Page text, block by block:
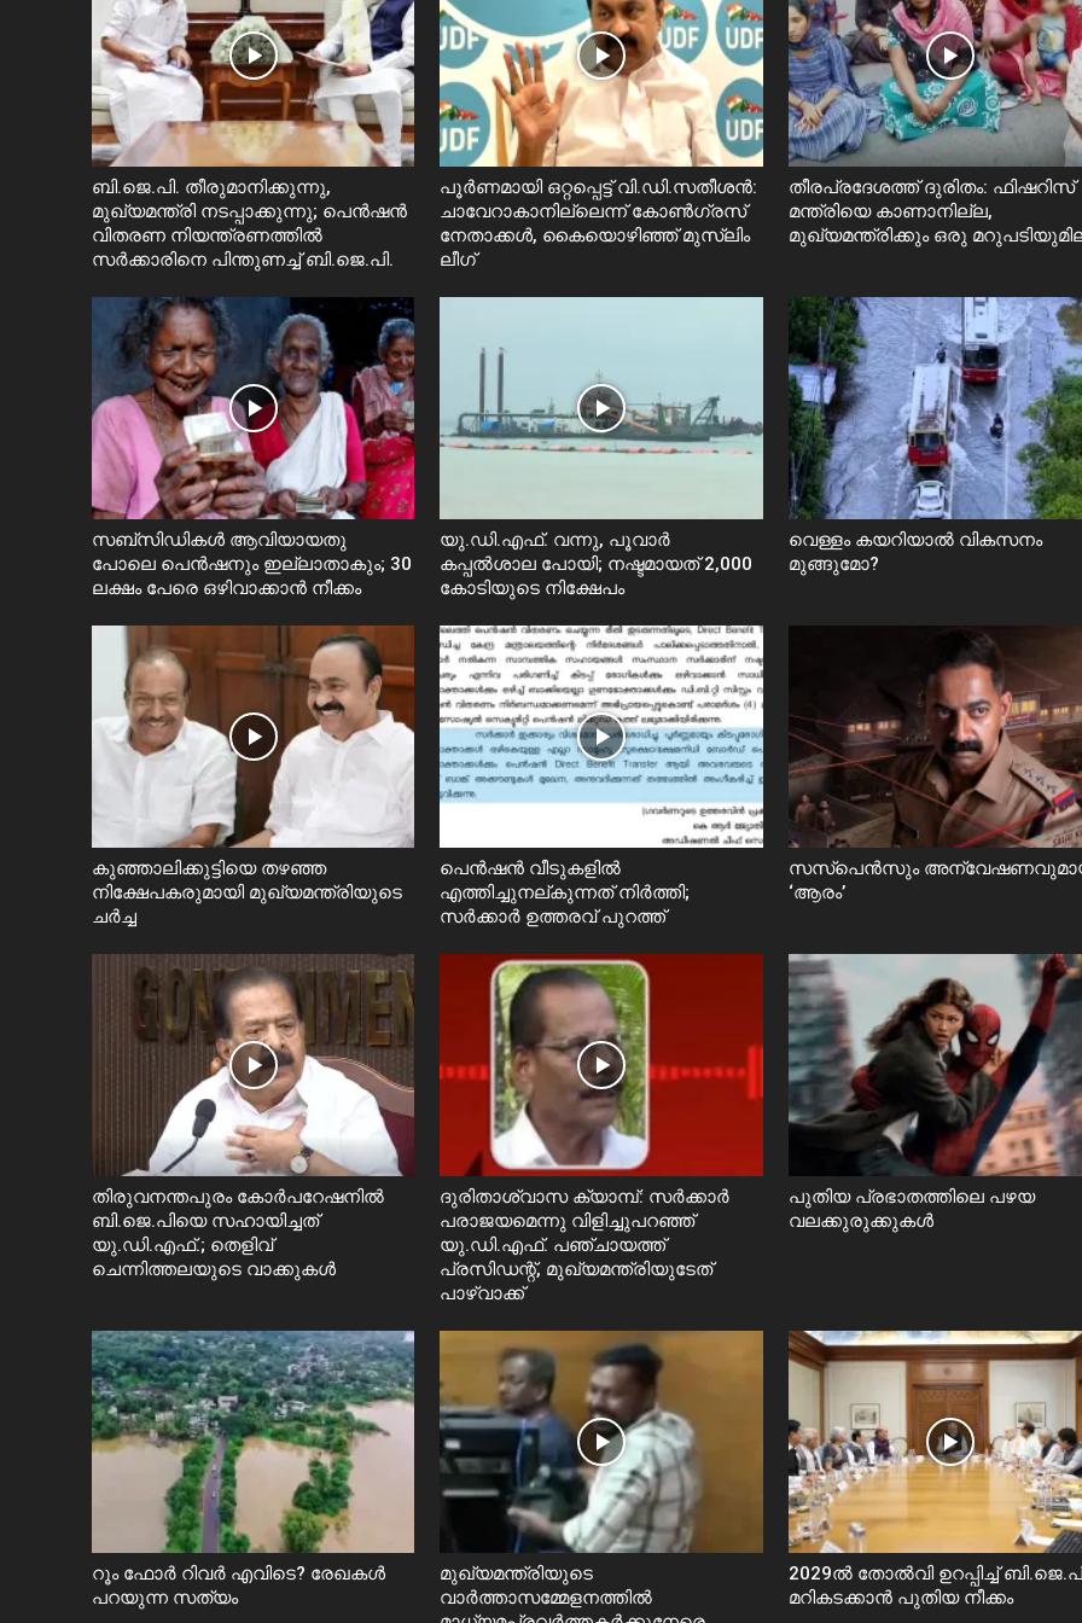
ബി.ജെ.പി. തീരുമാനിക്കുന്നു,
മുഖ്യമന്ത്രി നടപ്പാക്കുന്നു; പെൻഷൻ
വിതരണ നിയന്ത്രണത്തിൽ
സ‍ർക്കാരിനെ പിന്തുണച്ച് ബി.ജെ.പി.
പൂർണമായി ഒറ്റപ്പെട്ട് വി.ഡി.സതീശൻ:
ചാവേറാകാനില്ലെന്ന് കോൺഗ്രസ്
നേതാക്കൾ, കൈയൊഴിഞ്ഞ് മുസ്ലിം
ലീഗ്
തീരപ്രദേശത്ത് ദുരിതം: ഫിഷറിസ്‌
മന്ത്രിയെ കാണാനില്ല,
മുഖ്യമന്ത്രിക്കും ഒരു
സബ്സിഡികൾ ആവിയായതു
പോലെ പെൻഷനും ഇല്ലാതാകും; 30
ലക്ഷം പേരെ ഒഴിവാക്കാൻ നീക്കം
യു.ഡി.എഫ്. വന്നു, പൂവാർ
കപ്പൽശാല പോയി; നഷ്ടമായത് 2,000
കോടിയുടെ നിക്ഷേപം
വെള്ളം കയറിയാൽ വികസനം
മുങ്ങുമോ?
കുഞ്ഞാലിക്കുട്ടിയെ തഴഞ്ഞ
നിക്ഷേപകരുമായി മുഖ്യമന്ത്രിയുടെ
ചർച്ച
പെൻഷൻ വീടുകളിൽ
എത്തിച്ചുനല്കുന്നത് നിർത്തി;
സര്‍ക്കാർ ഉത്തരവ് പുറത്ത്
സസ്പെൻസും
‘ആരം’
തിരുവനന്തപുരം കോർപറേഷനിൽ
ബി.ജെ.പിയെ സഹായിച്ചത്
യു.ഡി.എഫ്.; തെളിവ്
ചെന്നിത്തലയുടെ വാക്കുകൾ
ദുരിതാശ്വാസ ക്യാമ്പ്: സർക്കാർ
പരാജയമെന്നു വിളിച്ചുപറഞ്ഞ്
യു.ഡി.എഫ്. പഞ്ചായത്ത്
പ്രസിഡന്റ്, മുഖ്യമന്ത്രിയുടേത്
പാഴ്വാക്ക്
പുതിയ പ്രഭാതത്തിലെ പഴയ
വലക്കുരുക്കുകൾ
റൂം ഫോർ റിവർ എവിടെ? രേഖകൾ
പറയുന്ന സത്യം
മുഖ്യമന്ത്രിയുടെ
വാർത്താസമ്മേളനത്തിൽ
2029ൽ തോല്‍വി ഉറപ്പിച്ച്
മറികടക്കാൻ പുതിയ നീക്കം